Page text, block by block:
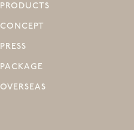
PRODUCTS
CONCEPT
PRESS
PACKAGE
OVERSEAS